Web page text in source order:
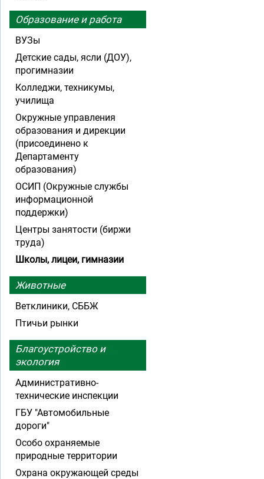
Образование и работа
ВУЗы
Детские сады, ясли (ДОУ),
прогимназии
Колледжи, техникумы,
училища
Окружные управления
образования и дирекции
(присоединено к
Департаменту
образования)
ОСИП (Окружные службы
информационной
поддержки)
Центры занятости (биржи
труда)
Школы, лицеи, гимназии
Животные
Ветклиники, СББЖ
Птичьи рынки
Благоустройство и
экология
Административно-
технические инспекции
ГБУ "Автомобильные
дороги"
Особо охраняемые
природные территории
Охрана окружающей среды